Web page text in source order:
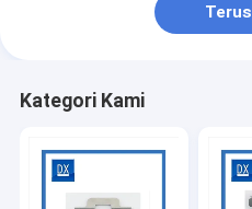
Klip Stamping Logam
Mesin CNC Medis
Terus
Kategori Kami